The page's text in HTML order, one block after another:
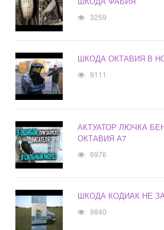
3259
ШКОДА ОКТАВИЯ В
9111
АКТУАТОР ЛЮЧКА
ОКТАВИЯ А7
6976
ШКОДА КОДИАК НЕ
9840